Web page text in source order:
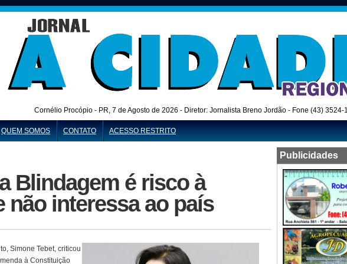
Cornélio Procópio - PR, 7 de Agosto de 2026 - Diretor: Jornalista Breno Jordão - Fone (43) 3524-
QUEM SOMOS CONTATO ACESSO RESTRITO
Blindagem é risco à
não interessa ao país
Simone Tebet, criticou
à Constituição
Publicidades